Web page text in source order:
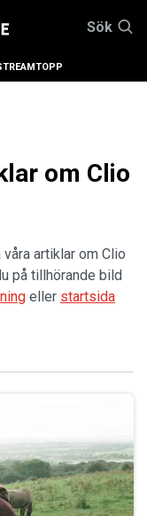
Sök
om Clio
artiklar om Clio
på tillhörande bild
eller startsida